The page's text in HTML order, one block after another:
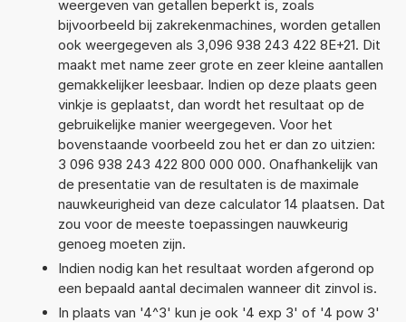
weergeven van getallen beperkt is, zoals
bijvoorbeeld bij zakrekenmachines, worden getallen
ook weergegeven als 3,096 938 243 422 8E+21. Dit
maakt met name zeer grote en zeer kleine aantallen
gemakkelijker leesbaar. Indien op deze plaats geen
vinkje is geplaatst, dan wordt het resultaat op de
gebruikelijke manier weergegeven. Voor het
bovenstaande voorbeeld zou het er dan zo uitzien:
3 096 938 243 422 800 000 000. Onafhankelijk van
de presentatie van de resultaten is de maximale
nauwkeurigheid van deze calculator 14 plaatsen. Dat
zou voor de meeste toepassingen nauwkeurig
genoeg moeten zijn.
Indien nodig kan het resultaat worden afgerond op
een bepaald aantal decimalen wanneer dit zinvol is.
In plaats van '4^3' kun je ook '4 exp 3' of '4 pow 3'